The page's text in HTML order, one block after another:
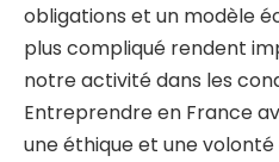
obligations et un modèle
plus compliqué rendent
notre activité dans les
Entreprendre en France
une éthique et une